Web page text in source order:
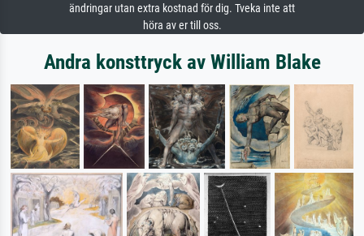
ändringar utan extra kostnad för dig. Tveka inte att
höra av er till oss.
Andra konsttryck av William Blake